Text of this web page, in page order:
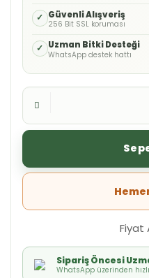
✓ Güvenli Alışveriş
256 Bit SSL koruması
✓ Uzman Bitki Desteği
WhatsApp destek hattı
Fiyat
Sipariş Öncesi
WhatsApp üzerinden